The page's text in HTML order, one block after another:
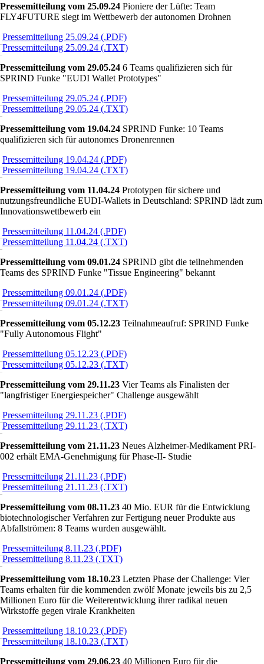
Pressemitteilung vom 25.09.24 Pioniere der Lüfte: Team
FLY4FUTURE siegt im Wettbewerb der autonomen Drohnen
Pressemitteilung 25.09.24 (.PDF)
Pressemitteilung 25.09.24 (.TXT)
Pressemitteilung vom 29.05.24 6 Teams qualifizieren sich für
SPRIND Funke
EUDI Wallet Prototypes
Pressemitteilung 29.05.24 (.PDF)
Pressemitteilung 29.05.24 (.TXT)
Pressemitteilung vom 19.04.24 SPRIND Funke: 10 Teams
qualifizieren sich für autonomes Dronenrennen
Pressemitteilung 19.04.24 (.PDF)
Pressemitteilung 19.04.24 (.TXT)
Pressemitteilung vom 11.04.24 Prototypen für sichere und
nutzungsfreundliche EUDI-Wallets in Deutschland: SPRIND lädt zum
Innovationswettbewerb ein
Pressemitteilung 11.04.24 (.PDF)
Pressemitteilung 11.04.24 (.TXT)
Pressemitteilung vom 09.01.24 SPRIND gibt die teilnehmenden
Teams des SPRIND Funke
Tissue Engineering
bekannt
Pressemitteilung 09.01.24 (.PDF)
Pressemitteilung 09.01.24 (.TXT)
Pressemitteilung vom 05.12.23 Teilnahmeaufruf: SPRIND Funke
Fully Autonomous Flight
Pressemitteilung 05.12.23 (.PDF)
Pressemitteilung 05.12.23 (.TXT)
Pressemitteilung vom 29.11.23 Vier Teams als Finalisten der
langfristiger Energiespeicher
Challenge ausgewählt
Pressemitteilung 29.11.23 (.PDF)
Pressemitteilung 29.11.23 (.TXT)
Pressemitteilung vom 21.11.23 Neues Alzheimer-Medikament PRI-
002 erhält EMA-Genehmigung für Phase-II- Studie
Pressemitteilung 21.11.23 (.PDF)
Pressemitteilung 21.11.23 (.TXT)
Pressemitteilung vom 08.11.23 40 Mio. EUR für die Entwicklung
biotechnologischer Verfahren zur Fertigung neuer Produkte aus
Abfallströmen: 8 Teams wurden ausgewählt.
Pressemitteilung 8.11.23 (.PDF)
Pressemitteilung 8.11.23 (.TXT)
Pressemitteilung vom 18.10.23 Letzten Phase der Challenge: Vier
Teams erhalten für die kommenden zwölf Monate jeweils bis zu 2,5
Millionen Euro für die Weiterentwicklung ihrer radikal neuen
Wirkstoffe gegen virale Krankheiten
Pressemitteilung 18.10.23 (.PDF)
Pressemitteilung 18.10.23 (.TXT)
Pressemitteilung vom 29.06.23 40 Millionen Euro für die